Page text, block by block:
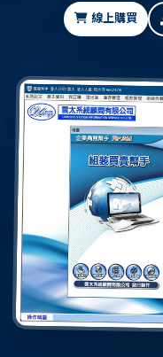
線上購買